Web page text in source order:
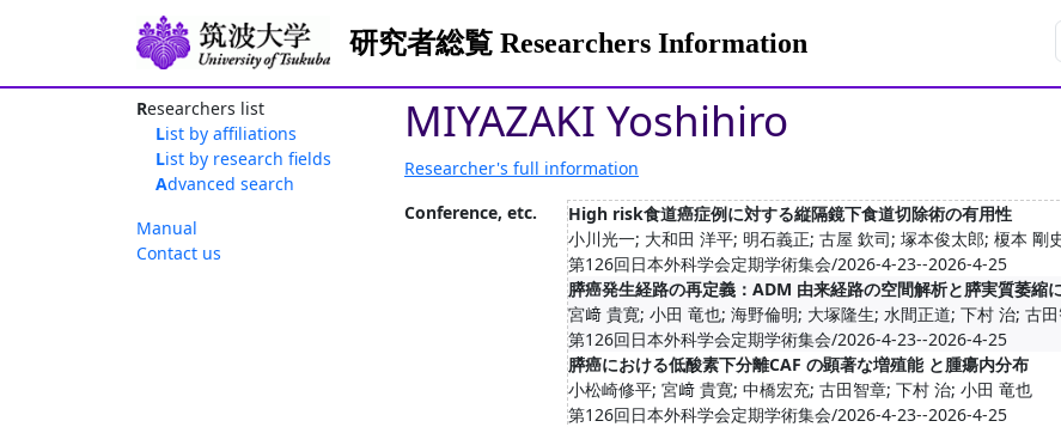
研究者総覧 Researchers Information
Researchers list
List by affiliations
List by research fields
Advanced search
Manual
Contact us
MIYAZAKI Yoshihiro
Researcher's full information
Conference, etc.
High risk食道癌症例に対する縦隔鏡下食道切除術の有用性
小川光一; 大和田 洋平; 明石義正; 古屋 欽司; 塚本俊太郎; 榎本 剛
第126回日本外科学会定期学術集会/2026-4-23--2026-4-25
膵癌発生経路の再定義：ADM 由来経路の空間解析と膵実質萎縮
宮﨑 貴寛; 小田 竜也; 海野倫明; 大塚隆生; 水間正道; 下村 治; 古
第126回日本外科学会定期学術集会/2026-4-23--2026-4-25
膵癌における低酸素下分離CAF の顕著な増殖能 と腫瘍内分布
小松崎修平; 宮﨑 貴寛; 中橋宏充; 古田智章; 下村 治; 小田 竜也
第126回日本外科学会定期学術集会/2026-4-23--2026-4-25